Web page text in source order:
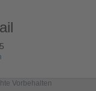
Vorbehalten